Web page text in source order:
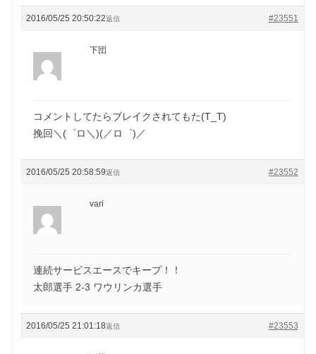
2016/05/25 20:50:22 #23551
返信
下団
コメントしてたらブレイクされてもた(T_T)
挽回＼(゜ロ＼)(／ロ゜)／
2016/05/25 20:58:59 #23552
返信
vari
連続サービスエースでキープ！！
太郎選手 2-3 ワウリンカ選手
2016/05/25 21:01:18 #23553
返信